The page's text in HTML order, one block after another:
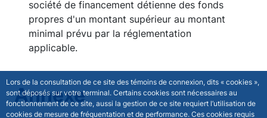
Lors de la consultation de ce site des témoins de connexion, dits « cookies »,
sont déposés sur votre terminal. Certains cookies sont nécessaires au
fonctionnement de ce site, aussi la gestion de ce site requiert l’utilisation de
cookies de mesure de fréquentation et de performance. Ces cookies requis
société de financement détienne des fonds
propres d'un montant supérieur au montant
minimal prévu par la réglementation
applicable.
Annexe